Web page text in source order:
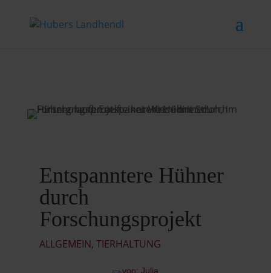
Entspanntere Hühner
durch
Forschungsprojekt
ALLGEMEIN, TIERHALTUNG